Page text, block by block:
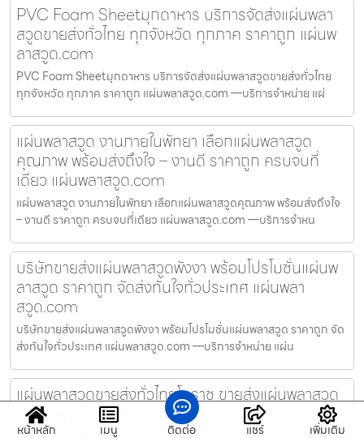
PVC Foam Sheetมุกดาหาร บริการจัดส่งแผ่นพลา
สวูดขายส่งทั่วไทย ทุกจังหวัด ทุกภาค ราคาถูก แผ่นพ
ลาสวูด.com
PVC Foam Sheetมุกดาหาร บริการจัดส่งแผ่นพลาสวูดขายส่งทั่วไทย
ทุกจังหวัด ทุกภาค ราคาถูก แผ่นพลาสวูด.com —บริการจำหน่าย แผ่
แผ่นพลาสวูด งานภายในพัทยา เลือกแผ่นพลาสวูด
คุณภาพ พร้อมส่งถึงใจ – งานดี ราคาถูก ครบจบที่
เดียว แผ่นพลาสวูด.com
แผ่นพลาสวูด งานภายในพัทยา เลือกแผ่นพลาสวูดคุณภาพ พร้อมส่งถึงใจ
– งานดี ราคาถูก ครบจบที่เดียว แผ่นพลาสวูด.com —บริการจำหน
บริษัทขายส่งแผ่นพลาสวูดพังงา พร้อมโปรโมชั่นแผ่นพ
ลาสวูด ราคาถูก จัดส่งทันใจทั่วประเทศ แผ่นพลา
สวูด.com
บริษัทขายส่งแผ่นพลาสวูดพังงา พร้อมโปรโมชั่นแผ่นพลาสวูด ราคาถูก จัด
ส่งทันใจทั่วประเทศ แผ่นพลาสวูด.com —บริการจำหน่าย แผ่น
แผ่นพลาสวูดขายส่งทั่วไทยโคราช ขายส่งแผ่นพลาสวูด
คุณภาพสูง ใช้ได้ทั้งภายในและภายนอก ราคาถูก แผ่นพ
หน้าหลัก เมนู ติดต่อ แชร์ เพิ่มเติม